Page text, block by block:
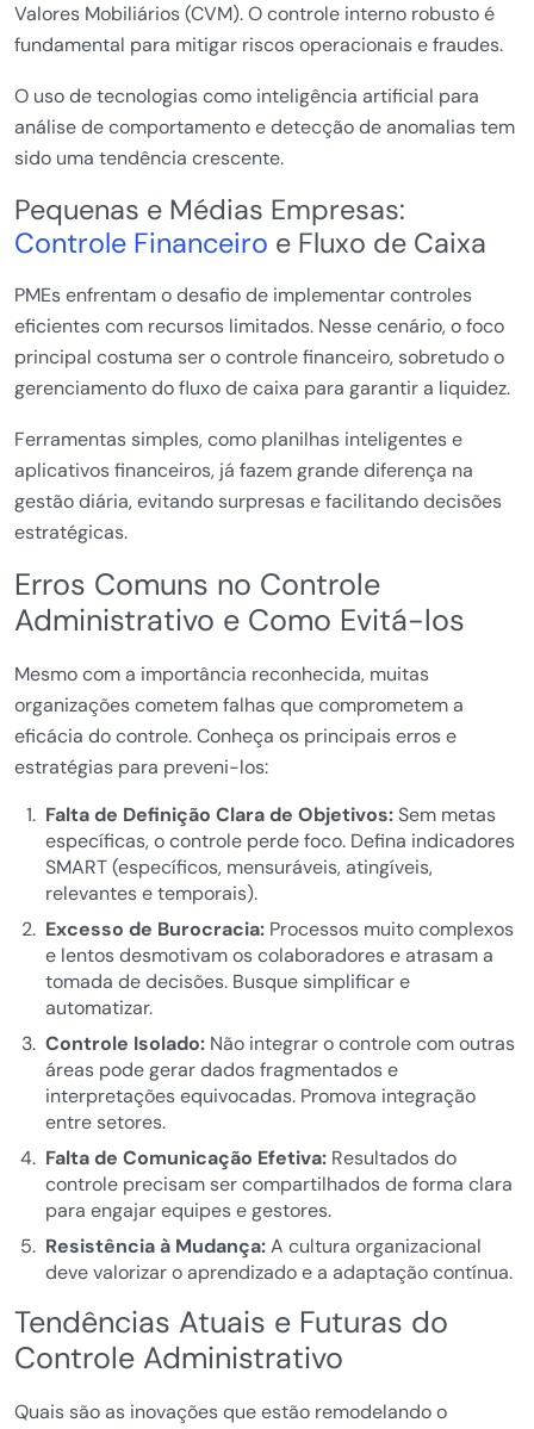
Valores Mobiliários (CVM). O controle interno robusto é
fundamental para mitigar riscos operacionais e fraudes.
O uso de tecnologias como inteligência artificial para
análise de comportamento e detecção de anomalias tem
sido uma tendência crescente.
Pequenas e Médias Empresas:
Controle Financeiro e Fluxo de Caixa
PMEs enfrentam o desafio de implementar controles
eficientes com recursos limitados. Nesse cenário, o foco
principal costuma ser o controle financeiro, sobretudo o
gerenciamento do fluxo de caixa para garantir a liquidez.
Ferramentas simples, como planilhas inteligentes e
aplicativos financeiros, já fazem grande diferença na
gestão diária, evitando surpresas e facilitando decisões
estratégicas.
Erros Comuns no Controle
Administrativo e Como Evitá-los
Mesmo com a importância reconhecida, muitas
organizações cometem falhas que comprometem a
eficácia do controle. Conheça os principais erros e
estratégias para preveni-los:
Falta de Definição Clara de Objetivos:Sem metas
específicas, o controle perde foco. Defina indicadores
SMART (específicos, mensuráveis, atingíveis,
relevantes e temporais).
Excesso de Burocracia:Processos muito complexos
e lentos desmotivam os colaboradores e atrasam a
tomada de decisões. Busque simplificar e
automatizar.
Controle Isolado:Não integrar o controle com outras
áreas pode gerar dados fragmentados e
interpretações equivocadas. Promova integração
entre setores.
Falta de Comunicação Efetiva:Resultados do
controle precisam ser compartilhados de forma clara
para engajar equipes e gestores.
Resistência à Mudança:A cultura organizacional
deve valorizar o aprendizado e a adaptação contínua.
Tendências Atuais e Futuras do
Controle Administrativo
Quais são as inovações que estão remodelando o